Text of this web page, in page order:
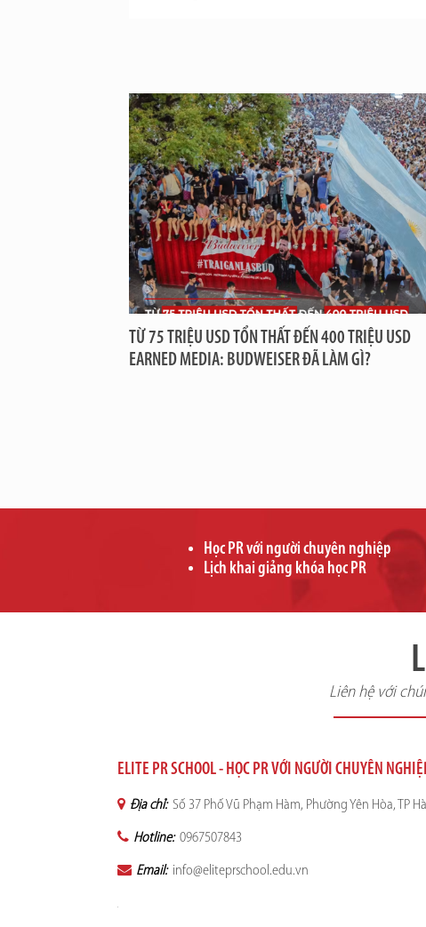
TỪ 75 TRIỆU USD TỔN THẤT ĐẾN 400 TRIỆU USD
EARNED MEDIA: BUDWEISER ĐÃ LÀM GÌ?
Học PR với người chuyên nghiệp
Lịch khai giảng khóa học PR
Liên hệ với
ELITE PR SCHOOL - HỌC PR VỚI NGƯỜI CHUYÊN
Địa chỉ: Số 37 Phố Vũ Phạm Hàm, Phường Yên Hòa, TP
Hotline: 0967507843
Email: info@eliteprschool.edu.vn